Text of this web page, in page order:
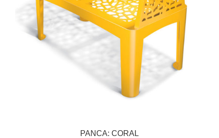
PANCA: CORAL